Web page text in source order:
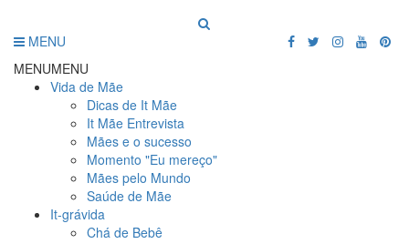
MENU
MENUMENU
Vida de Mãe
Dicas de It Mãe
It Mãe Entrevista
Mães e o sucesso
Momento "Eu mereço"
Mães pelo Mundo
Saúde de Mãe
It-grávida
Chá de Bebê